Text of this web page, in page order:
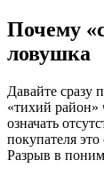
Почему
ловушка
Давайте сразу
«тихий район»
означать
покупателя
Разрыв в